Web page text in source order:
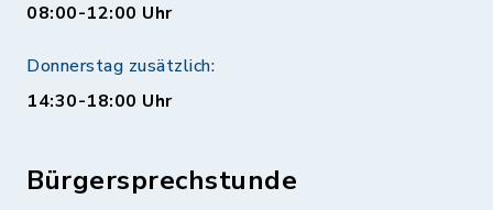
08:00-12:00 Uhr
Donnerstag zusätzlich:
14:30-18:00 Uhr
Bürgersprechstunde